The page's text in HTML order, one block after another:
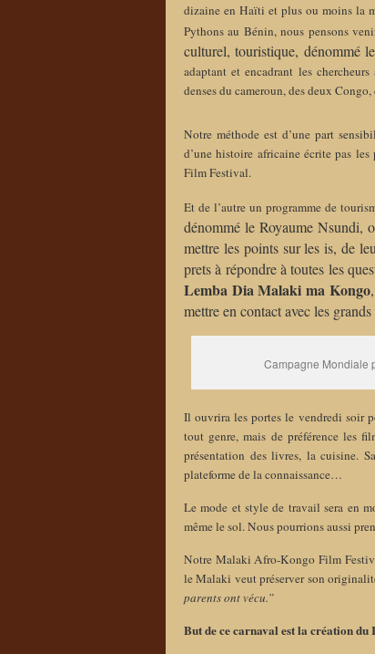
dizaine en Haïti et plus ou moins la
Pythons au Bénin, nous pensons
culturel,touristique, dénommé
adaptant et encadrant les
denses du cameroun, des deux
Notre méthode est d’une part
d’une histoire africaine écrite pas
Film Festival.
Et de l’autre un programme de
dénomméle RoyaumeNsundi,
mettre les points sur les is, de
prets à répondre à toutes les
Lemba Dia Malaki ma Kongo
mettre en contact avec les grands
Campagne Mondiale
Il ouvrira les portes le vendredi soir
tout genre, mais de préférence les
présentation des livres, la cuisine.
plateforme de la connaissance…
Le mode et style de travail sera en
même le sol. Nous pourrions aussi
Notre Malaki Afro-Kongo Film
le Malaki veut préserver son
parents ont vécu.”
But de ce carnaval est la création du